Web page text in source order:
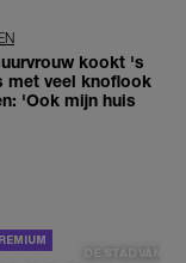
kookt 's
met veel knoflook
'Ook mijn huis
DE STAD VAN